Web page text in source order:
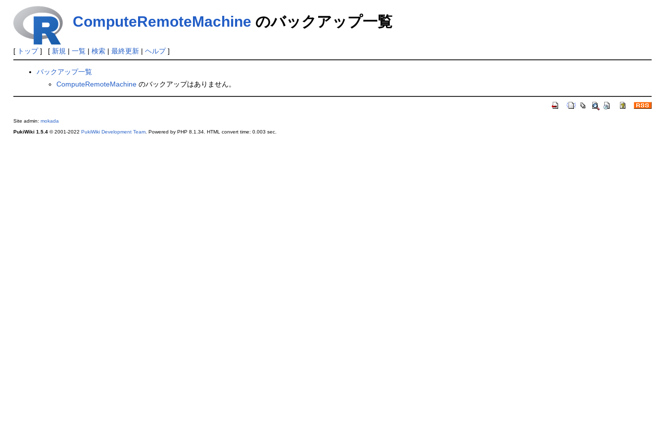
ComputeRemoteMachine のバックアップ一覧
[ トップ] [ 新規 | 一覧| 検索| 最終更新| ヘルプ]
バックアップ一覧
ComputeRemoteMachine のバックアップはありません。
Site admin: mokada
PukiWiki 1.5.4© 2001-2022 PukiWiki Development Team. Powered by PHP 8.1.34. HTML convert time: 0.003 sec.